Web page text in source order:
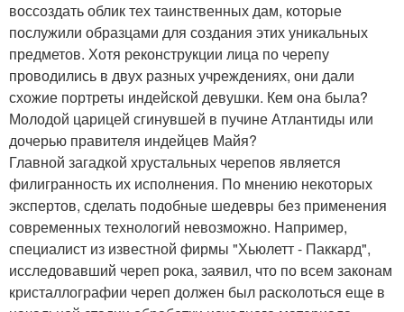
воссоздать облик тех таинственных дам, которые
послужили образцами для создания этих уникальных
предметов. Хотя реконструкции лица по черепу
проводились в двух разных учреждениях, они дали
схожие портреты индейской девушки. Кем она была?
Молодой царицей сгинувшей в пучине Атлантиды или
дочерью правителя индейцев Майя?
Главной загадкой хрустальных черепов является
филигранность их исполнения. По мнению некоторых
экспертов, сделать подобные шедевры без применения
современных технологий невозможно. Например,
специалист из известной фирмы "Хьюлетт - Паккард",
исследовавший череп рока, заявил, что по всем законам
кристаллографии череп должен был расколоться еще в